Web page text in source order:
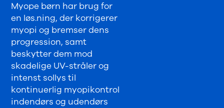
Myope børn har brug for
en løs.ning, der korrigerer
myopi og bremser dens
progression, samt
beskytter dem mod
skadelige UV-stråler og
intenst sollys til
kontinuerlig myopikontrol
indendørs og udendørs